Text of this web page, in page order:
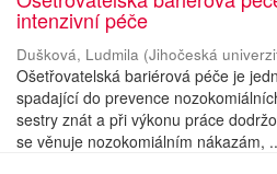
intenzivní péče
Dušková, Ludmila (Jihočeská
Ošetřovatelská bariérová péče je
spadající do prevence
sestry znát a při výkonu práce
se věnuje nozokomiálním nákazám,